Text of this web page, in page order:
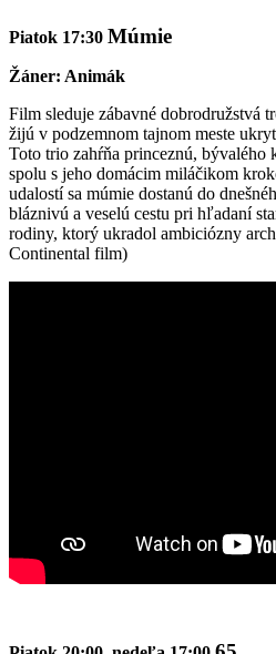
Piatok 17:30 Múmie
Žáner: Animák
Film sleduje zábavné dobrodružstvá
žijú v podzemnom tajnom meste
Toto trio zahŕňa princeznú, bývalého
spolu s jeho domácim miláčikom
udalostí sa múmie dostanú do
bláznivú a veselú cestu pri hľadaní
rodiny, ktorý ukradol ambiciózny
Continental film)